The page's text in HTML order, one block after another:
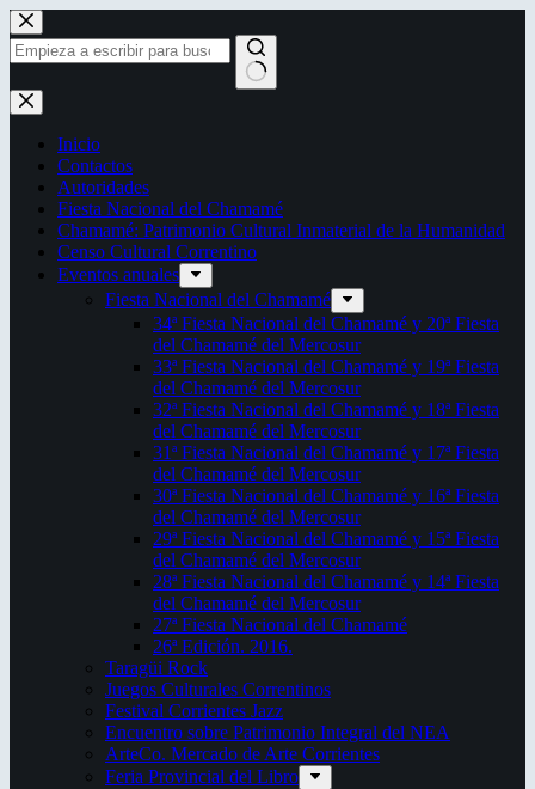
Saltar
al
contenido
Sin
resultados
Inicio
Contactos
Autoridades
Fiesta Nacional del Chamamé
Chamamé: Patrimonio Cultural Inmaterial de la Humanidad
Censo Cultural Correntino
Eventos anuales
Fiesta Nacional del Chamamé
34ª Fiesta Nacional del Chamamé y 20ª Fiesta
del Chamamé del Mercosur
33ª Fiesta Nacional del Chamamé y 19ª Fiesta
del Chamamé del Mercosur
32ª Fiesta Nacional del Chamamé y 18ª Fiesta
del Chamamé del Mercosur
31ª Fiesta Nacional del Chamamé y 17ª Fiesta
del Chamamé del Mercosur
30ª Fiesta Nacional del Chamamé y 16ª Fiesta
del Chamamé del Mercosur
29ª Fiesta Nacional del Chamamé y 15ª Fiesta
del Chamamé del Mercosur
28ª Fiesta Nacional del Chamamé y 14ª Fiesta
del Chamamé del Mercosur
27ª Fiesta Nacional del Chamamé
26ª Edición. 2016.
Taragüi Rock
Juegos Culturales Correntinos
Festival Corrientes Jazz
Encuentro sobre Patrimonio Integral del NEA
ArteCo. Mercado de Arte Corrientes
Feria Provincial del Libro